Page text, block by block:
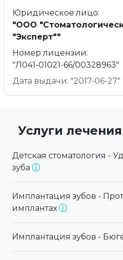
Юридическое лицо:
"ООО
"Эксперт""
Номер лицензии:
"Л041-01021-66/00328963"
Дата выдачи: "2017-06-27"
Услуги лечения
Детская стоматология -
зуба
Имплантация зубов -
имплантах
Имплантация зубов -